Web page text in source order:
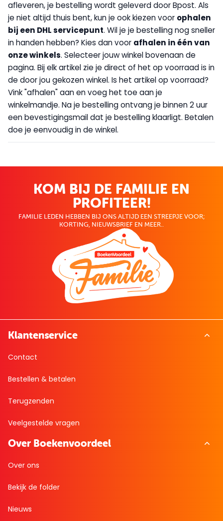
afleveren, je bestelling wordt geleverd door Bpost. Als
je niet altijd thuis bent, kun je ook kiezen voor ophalen
bij een DHL servicepunt. Wil je je bestelling nog sneller
in handen hebben? Kies dan voor afhalen in één van
onze winkels. Selecteer jouw winkel bovenaan de
pagina. Bij elk artikel zie je direct of het op voorraad is in
de door jou gekozen winkel. Is het artikel op voorraad?
Vink "afhalen" aan en voeg het toe aan je
winkelmandje. Na je bestelling ontvang je binnen 2 uur
een bevestigingsmail dat je bestelling klaarligt. Betalen
doe je eenvoudig in de winkel.
KOM BIJ DE FAMILIE EN
PROFITEER!
FAMILIE LEDEN HEBBEN BIJ ONS ALTIJD EEN STREEPJE VOOR;
KORTING, NIEUWSBRIEF EN MEER..
Klantenservice
Contact
Bestellen & betalen
Terugzenden
Veelgestelde vragen
Over Boekenvoordeel
Over ons
Bekijk de folder
Nieuws